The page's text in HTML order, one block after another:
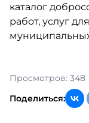
Просмотров: 348
Поделиться: